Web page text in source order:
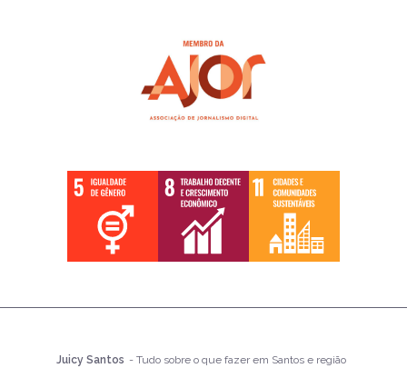
Juicy Santos - Tudo sobre o que fazer em Santos e região